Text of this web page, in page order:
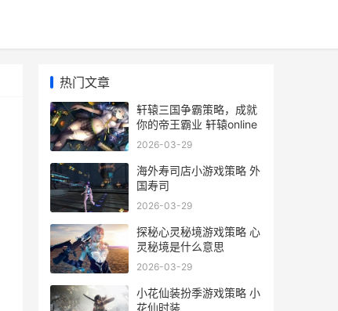
热门文章
轩辕三国争霸策略，成就
你的帝王霸业 轩辕online
2026-03-29
海外寿司店小游戏策略 外
国寿司
2026-03-29
探秘心灵秘境游戏策略 心
灵秘境是什么意思
2026-03-29
小花仙装扮季游戏策略 小
花仙时装